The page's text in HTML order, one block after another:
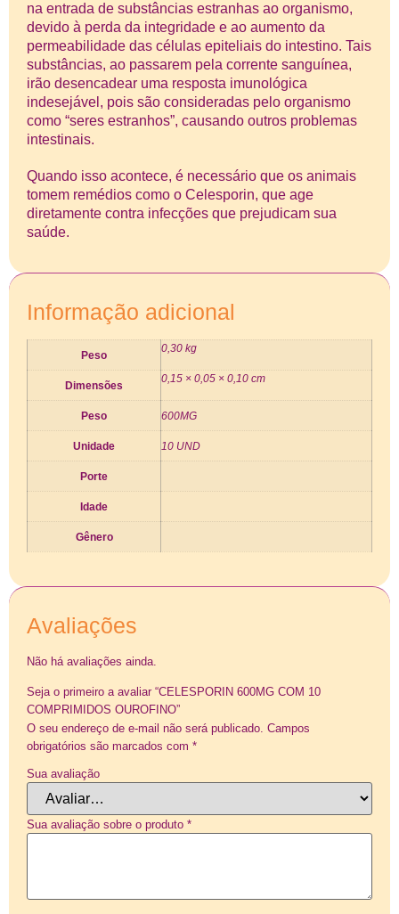
na entrada de substâncias estranhas ao organismo,
devido à perda da integridade e ao aumento da
permeabilidade das células epiteliais do intestino. Tais
substâncias, ao passarem pela corrente sanguínea,
irão desencadear uma resposta imunológica
indesejável, pois são consideradas pelo organismo
como “seres estranhos”, causando outros problemas
intestinais.
Quando isso acontece, é necessário que os animais
tomem remédios como o Celesporin, que age
diretamente contra infecções que prejudicam sua
saúde.
Informação adicional
Peso
0,30 kg
Dimensões
0,15 × 0,05 × 0,10 cm
Peso 600MG
Unidade 10 UND
Porte
Idade
Gênero
Avaliações
Não há avaliações ainda.
Seja o primeiro a avaliar “CELESPORIN 600MG COM 10
COMPRIMIDOS OUROFINO”
O seu endereço de e-mail não será publicado. Campos
obrigatórios são marcados com *
Sua avaliação
Sua avaliação sobre o produto *